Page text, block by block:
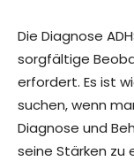
Die Diagnose
sorgfältige
erfordert. Es ist
suchen, wenn
Diagnose und
seine Stärken